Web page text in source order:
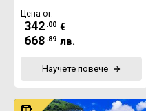
Цена от:
342 .00 €
668 .89 лв.
Научете повече